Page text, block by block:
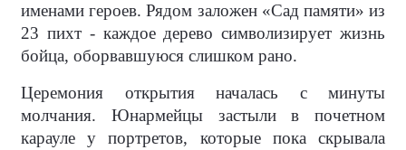
именами героев. Рядом заложен «Сад памяти» из
23 пихт - каждое дерево символизирует жизнь
бойца, оборвавшуюся слишком рано.
Церемония открытия началась с минуты
молчания. Юнармейцы застыли в почетном
карауле у портретов, которые пока скрывала